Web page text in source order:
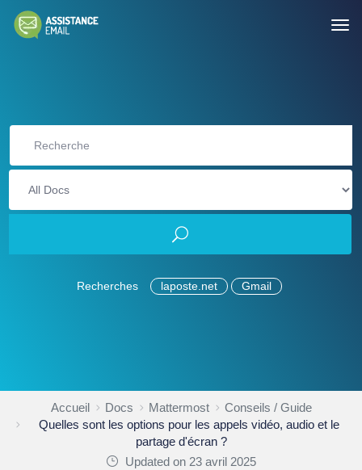
Recherches laposte.net Gmail
Accueil Docs Mattermost
Conseils / Guide
Quelles sont les options pour les appels vidéo, audio et le
partage d'écran ?
Updated on 23 avril 2025